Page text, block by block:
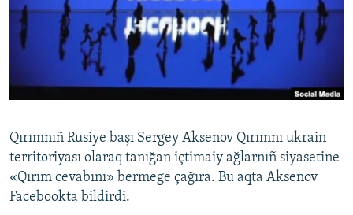
FİKİR
Русский
RFE/RS bütün saytları
Qırımnıñ Rusiye başı Sergey Aksenov Qırımnı ukrain
territoriyası olaraq tanığan içtimaiy ağlarnıñ siyasetine
«Qırım cevabını» bermege çağıra. Bu aqta Aksenov
Facebookta bildirdi.